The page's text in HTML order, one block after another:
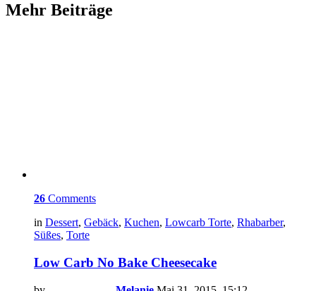
Mehr Beiträge
26 Comments
in Dessert, Gebäck, Kuchen, Lowcarb Torte, Rhabarber,
Süßes, Torte
Low Carb No Bake Cheesecake